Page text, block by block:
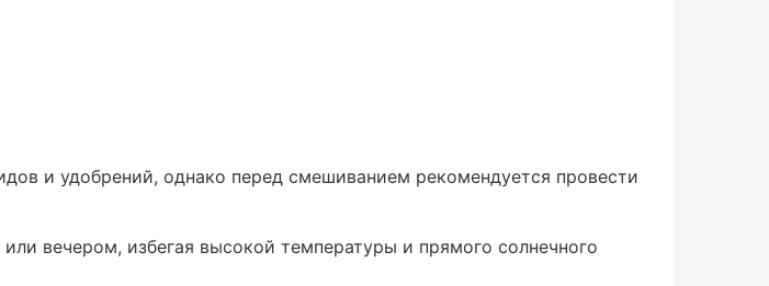
качества.
и удобрений, однако перед смешиванием рекомендуется провести
вечером, избегая высокой температуры и прямого солнечного